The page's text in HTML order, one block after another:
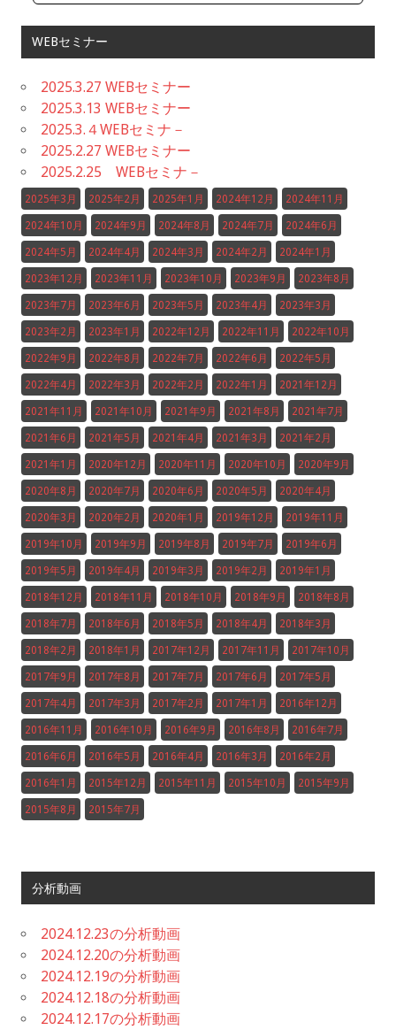
WEBセミナー
2025.3.27 WEBセミナー
2025.3.13 WEBセミナー
2025.3.４WEBセミナ－
2025.2.27 WEBセミナー
2025.2.25 WEBセミナ－
2025年3月 2025年2月 2025年1月 2024年12月 2024年11月
2024年10月 2024年9月 2024年8月 2024年7月 2024年6月
2024年5月 2024年4月 2024年3月 2024年2月 2024年1月
2023年12月 2023年11月 2023年10月 2023年9月 2023年8月
2023年7月 2023年6月 2023年5月 2023年4月 2023年3月
2023年2月 2023年1月 2022年12月 2022年11月 2022年10月
2022年9月 2022年8月 2022年7月 2022年6月 2022年5月
2022年4月 2022年3月 2022年2月 2022年1月 2021年12月
2021年11月 2021年10月 2021年9月 2021年8月 2021年7月
2021年6月 2021年5月 2021年4月 2021年3月 2021年2月
2021年1月 2020年12月 2020年11月 2020年10月 2020年9月
2020年8月 2020年7月 2020年6月 2020年5月 2020年4月
2020年3月 2020年2月 2020年1月 2019年12月 2019年11月
2019年10月 2019年9月 2019年8月 2019年7月 2019年6月
2019年5月 2019年4月 2019年3月 2019年2月 2019年1月
2018年12月 2018年11月 2018年10月 2018年9月 2018年8月
2018年7月 2018年6月 2018年5月 2018年4月 2018年3月
2018年2月 2018年1月 2017年12月 2017年11月 2017年10月
2017年9月 2017年8月 2017年7月 2017年6月 2017年5月
2017年4月 2017年3月 2017年2月 2017年1月 2016年12月
2016年11月 2016年10月 2016年9月 2016年8月 2016年7月
2016年6月 2016年5月 2016年4月 2016年3月 2016年2月
2016年1月 2015年12月 2015年11月 2015年10月 2015年9月
2015年8月 2015年7月
分析動画
2024.12.23の分析動画
2024.12.20の分析動画
2024.12.19の分析動画
2024.12.18の分析動画
2024.12.17の分析動画